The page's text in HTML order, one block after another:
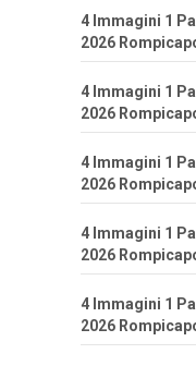
4 Immagini 1
2026
4 Immagini 1
2026
4 Immagini 1
2026
4 Immagini 1
2026
4 Immagini 1
2026